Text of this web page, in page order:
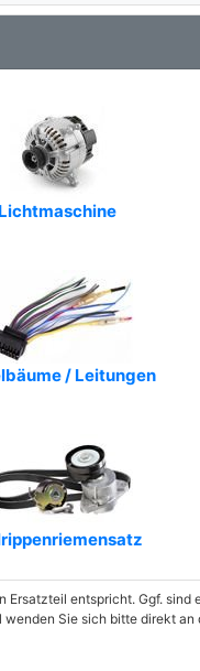
Lichtmaschine
/ Leitungen
entspricht. Ggf. sind
Sie sich bitte direkt